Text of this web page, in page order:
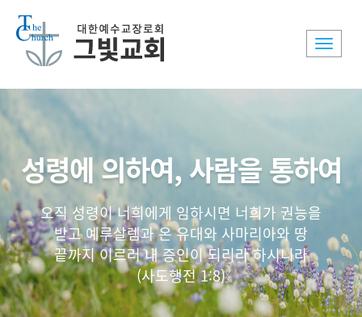
Toggle
성령에 의하여, 사람을 통하여
오직 성령이 너희에게 임하시면 너희가 권능을
받고 예루살렘과 온 유대와 사마리아와 땅
끝까지 이르러 내 증인이 되리라 하시니라
(사도행전 1:8)